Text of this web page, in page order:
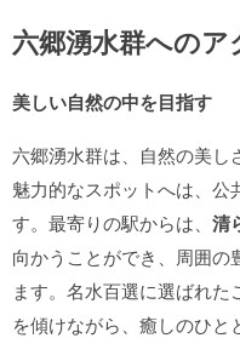
六郷湧水群への
美しい自然の中を目指す
六郷湧水群は、自然の美
魅力的なスポットへは、
す。最寄りの駅からは、 清
向かうことができ、周囲
ます。名水百選に選ばれ
を傾けながら、癒しのひと